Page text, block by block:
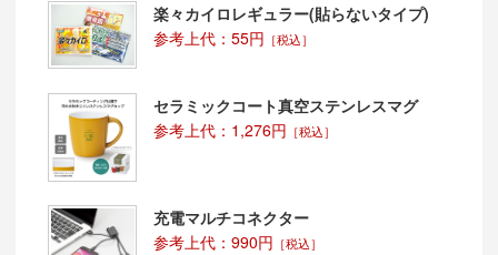
楽々カイロレギュラー(貼らないタイプ)
参考上代：55円 ［税込］
セラミックコート真空ステンレスマグ
参考上代：1,276円 ［税込］
充電マルチコネクター
参考上代：990円 ［税込］